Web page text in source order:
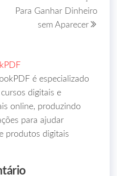
Para Ganhar Dinheiro
sem Aparecer
é especializado
digitais e
online, produzindo
para ajudar
produtos digitais